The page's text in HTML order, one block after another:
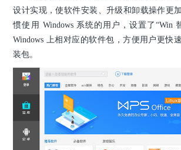
设计实现，使软件安装、升级和卸载操作更
惯使用 Windows 系统的用户，设置了“Win
Windows 上相对应的软件包，方便用户更快
装包。